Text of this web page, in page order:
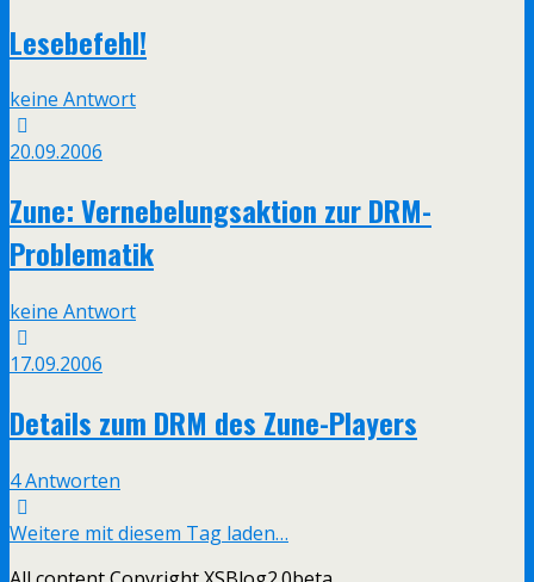
Lesebefehl!
keine Antwort
20.09.2006
Zune: Vernebelungsaktion zur DRM-
Problematik
keine Antwort
17.09.2006
Details zum DRM des Zune-Players
4 Antworten
Weitere mit diesem Tag laden…